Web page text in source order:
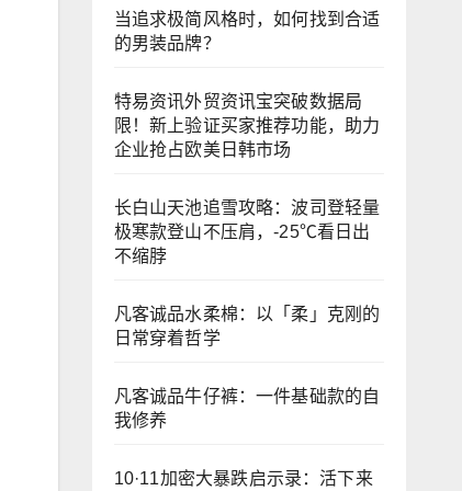
当追求极简风格时，如何找到合适
的男装品牌？
特易资讯外贸资讯宝突破数据局
限！新上验证买家推荐功能，助力
企业抢占欧美日韩市场
长白山天池追雪攻略：波司登轻量
极寒款登山不压肩，-25℃看日出
不缩脖
凡客诚品水柔棉：以「柔」克刚的
日常穿着哲学
凡客诚品牛仔裤：一件基础款的自
我修养
10·11加密大暴跌启示录：活下来